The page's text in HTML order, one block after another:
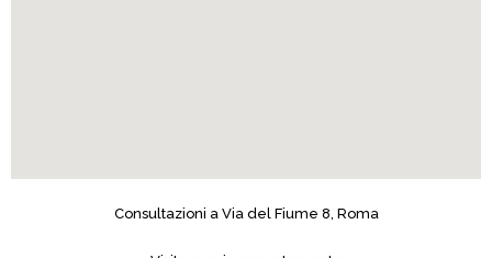
Consultazioni a Via del Fiume 8, Roma